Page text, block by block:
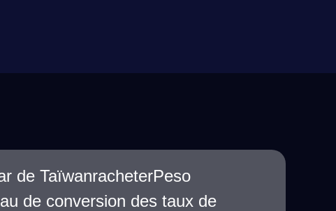
de TaïwanracheterPeso
de conversion des taux de